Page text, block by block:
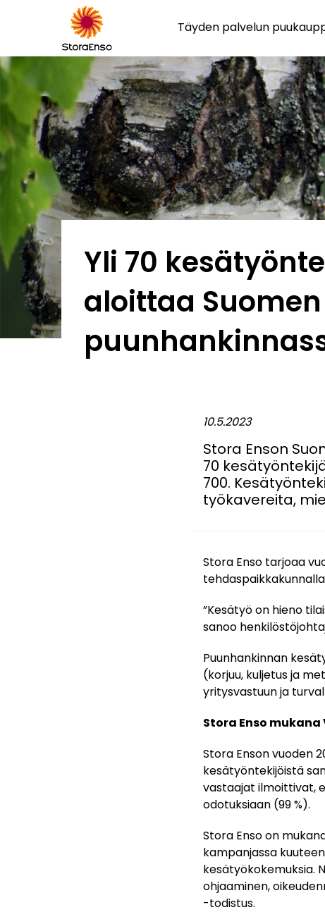
Täyden palvelun
Yli 70
aloittaa Suomen
10.5.2023
Stora Enson
70
700.
työkavereita,
Stora Enso tarjoaa
”Kesätyö on hieno
sanoo
Puunhankinnan
(korjuu, kuljetus ja
yritysvastuun ja
Stora Enso
Stora Enson vuoden
kesätyöntekijöistä
vastaajat ilmoittivat,
odotuksiaan (99 %).
Stora Enso on
kampanjassa
kesätyökokemuksia.
ohjaaminen,
-todistus.